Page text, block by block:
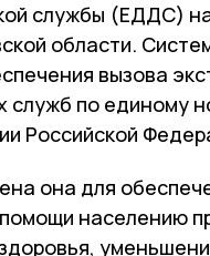
службы (ЕДДС)
области.
вызова
служб по единому
Российской
она для
населению